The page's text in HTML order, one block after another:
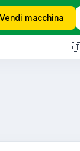
Vendi macchina